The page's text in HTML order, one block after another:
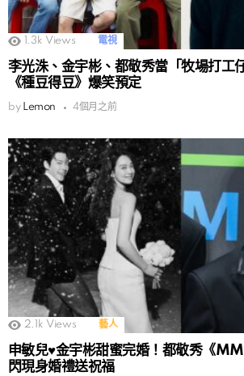
1.3k Views 電視
李光洙、金宇彬、都敬秀當「牧場打工
《種豆得豆》爆笑預定
by Lemon 4個月之前
2.1k Views 藝人
申敏兒♥金宇彬甜蜜完婚！都敬秀《
閃現身婚禮送祝福